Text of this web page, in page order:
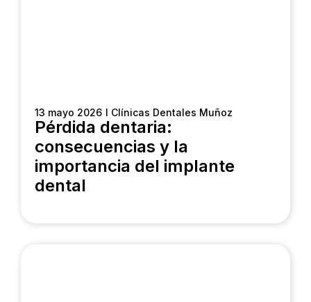
13 mayo 2026 I Clínicas Dentales Muñoz
Pérdida dentaria:
consecuencias y la
importancia del implante
dental